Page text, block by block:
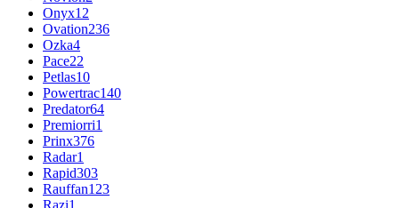
Onyx12
Ovation236
Ozka4
Pace22
Petlas10
Powertrac140
Predator64
Premiorri1
Prinx376
Radar1
Rapid303
Rauffan123
Razi1